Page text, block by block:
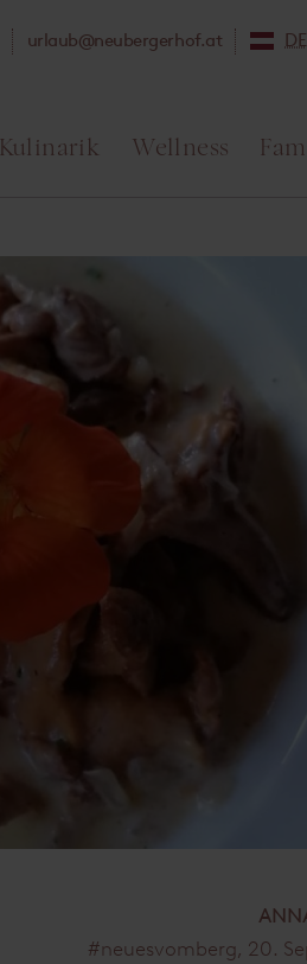
ta.fohregrebuen@bualru DE
Kulinarik Wellness
#neuesvomberg, 20.